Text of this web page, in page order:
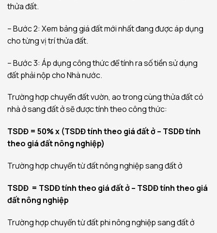
thửa đất.
– Bước 2: Xem bảng giá đất mới nhất đang được áp dụng
cho từng vị trí thửa đất.
– Bước 3: Áp dụng công thức để tính ra số tiền sử dụng
đất phải nộp cho Nhà nước.
Trường hợp chuyển đất vườn, ao trong cùng thửa đất có
nhà ở sang đất ở sẽ được tính theo công thức:
TSDĐ = 50% x (TSDĐ tính theo giá đất ở – TSDĐ tính
theo giá đất nông nghiệp)
Trường hợp chuyển từ đất nông nghiệp sang đất ở
TSDĐ = TSDĐ tính theo giá đất ở – TSDĐ tính theo giá
đất nông nghiệp
Trường hợp chuyển từ đất phi nông nghiệp sang đất ở